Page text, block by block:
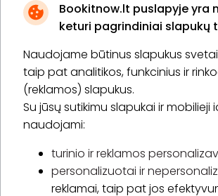
Bookitnow.lt puslapyje yra
keturi pagrindiniai slapukų
Naudojame būtinus slapukus
taip pat analitikos, funkcinius ir
(reklamos) slapukus.
Su jūsų sutikimu slapukai ir mobilieji
naudojami:
turinio ir reklamos
personalizuotai ir
reklamai, taip pat jos
* Susipažinau su privatumo
Prenumeruoti
Apie „BookitNow“